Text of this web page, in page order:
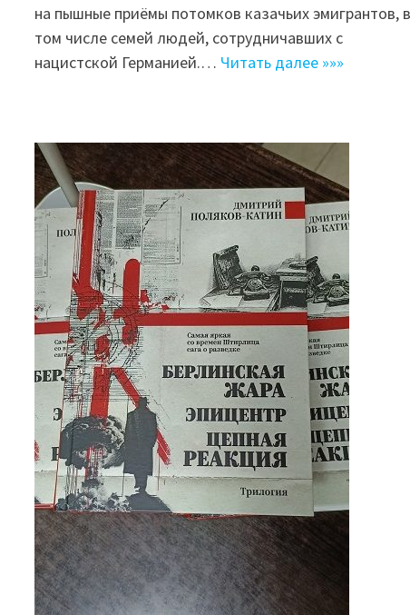
на пышные приёмы потомков казачьих эмигрантов, в
том числе семей людей, сотрудничавших с
нацистской Германией.… Читать далее »»»